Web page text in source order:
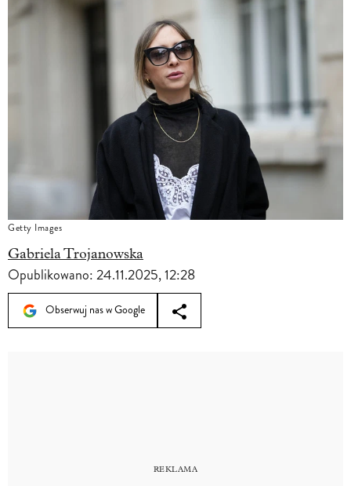
Getty Images
Gabriela Trojanowska
Opublikowano:24.11.2025, 12:28
Obserwuj nas w Google